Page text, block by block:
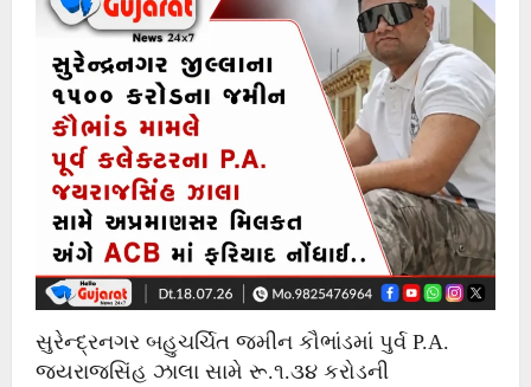
સુરેન્દ્રનગર બહુચર્ચિત જમીન કૌભાંડમાં પુર્વ P.A.
જયરાજસિંહ ઝાલા સામે રૂ.૧.૩૪ કરોડની